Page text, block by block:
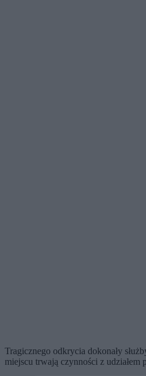
Tragicznego odkrycia dokonały
miejscu trwają czynności z udziałem